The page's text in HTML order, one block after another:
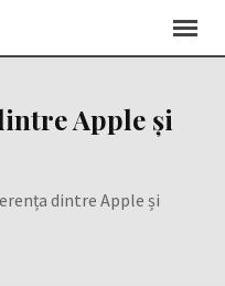
Apple și
dintre Apple și